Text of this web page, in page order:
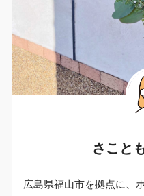
さこと
広島県福山市を拠点に、